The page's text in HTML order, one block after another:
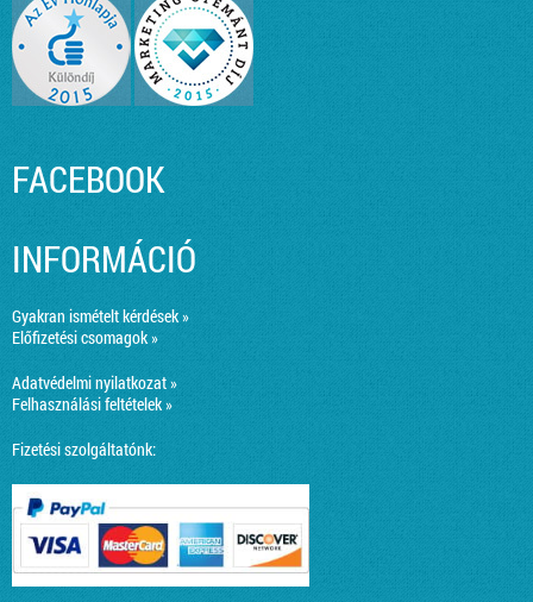
FACEBOOK
INFORMÁCIÓ
Gyakran ismételt kérdések »
Előfizetési csomagok »
Adatvédelmi nyilatkozat »
Felhasználási feltételek »
Fizetési szolgáltatónk: